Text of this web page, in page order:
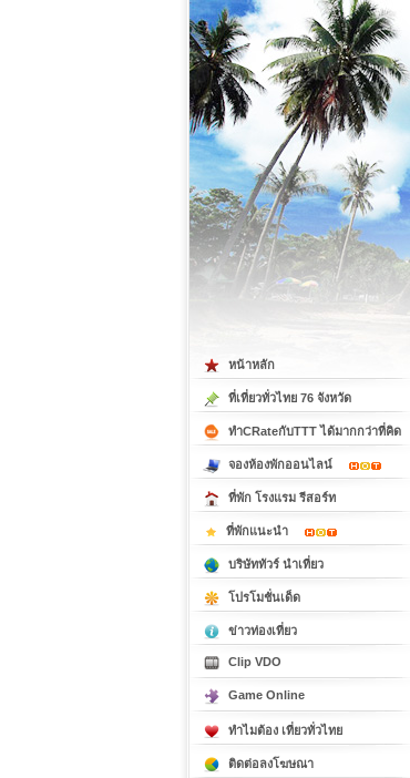
ที่เที่ยวภาคใต้
หน้าหลัก
ที่เที่ยวทั่วไทย 76 จังหวัด
ทำCRateกับTTT ได้มากกว่าที่คิด
จองห้องพักออนไลน์
ที่พัก โรงแรม รีสอร์ท
ที่พักแนะนำ
บริษัททัวร์ นำเที่ยว
โปรโมชั่นเด็ด
ข่าวท่องเที่ยว
Clip VDO
Game Online
ทำไมต้อง เที่ยวทั่วไทย
ติดต่อลงโฆษณา